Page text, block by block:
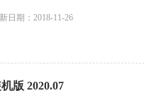
日期：2018-11-26
版 2020.07